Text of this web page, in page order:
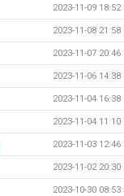
2023-11-09 18:52
2023-11-08 21:58
2023-11-07 20:46
2023-11-06 14:38
2023-11-04 16:38
2023-11-04 11:10
2023-11-03 12:46
2023-11-02 20:30
2023-10-30 08:53